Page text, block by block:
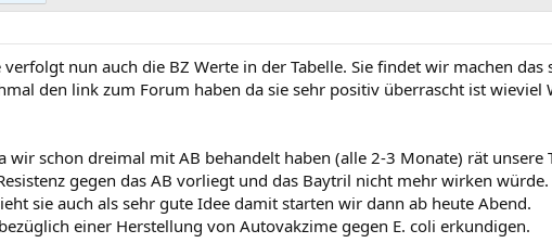
nun auch die BZ Werte in der Tabelle. Sie findet wir machen
den link zum Forum haben da sie sehr positiv überrascht ist wieviel
wir schon dreimal mit AB behandelt haben (alle 2-3 Monate) rät unsere
gegen das AB vorliegt und das Baytril nicht mehr wirken würde.
sie auch als sehr gute Idee damit starten wir dann ab heute Abend.
einer Herstellung von Autovakzime gegen E. coli erkundigen.